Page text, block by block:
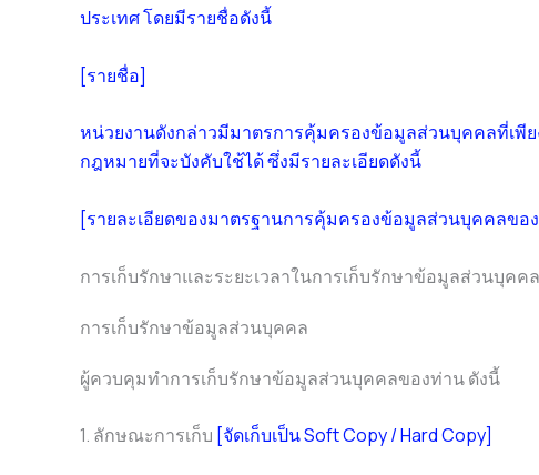
ประเทศ โดยมีรายชื่อดังนี้
[รายชื่อ]
หน่วยงานดังกล่าวมีมาตรการคุ้มครองข้อมูลส่วนบุคคลที่เพี
กฎหมายที่จะบังคับใช้ได้ ซึ่งมีรายละเอียดดังนี้
[รายละเอียดของมาตรฐานการคุ้มครองข้อมูลส่วนบุคคลขอ
การเก็บรักษาและระยะเวลาในการเก็บรักษาข้อมูลส่วนบุคคล
การเก็บรักษาข้อมูลส่วนบุคคล
ผู้ควบคุมทำการเก็บรักษาข้อมูลส่วนบุคคลของท่าน ดังนี้
1. ลักษณะการเก็บ [จัดเก็บเป็น Soft Copy / Hard Copy]